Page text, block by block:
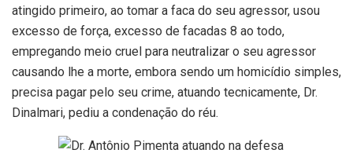
atingido primeiro, ao tomar a faca do seu agressor, usou
excesso de força, excesso de facadas 8 ao todo,
empregando meio cruel para neutralizar o seu agressor
causando lhe a morte, embora sendo um homicídio simples,
precisa pagar pelo seu crime, atuando tecnicamente, Dr.
Dinalmari, pediu a condenação do réu.